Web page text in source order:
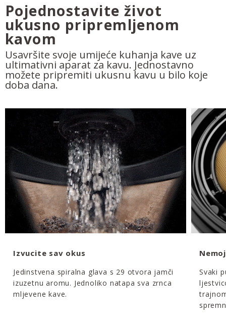
Pojednostavite život
ukusno pripremljenom
kavom
Usavršite svoje umijeće kuhanja kave uz
ultimativni aparat za kavu. Jednostavno
možete pripremiti ukusnu kavu u bilo koje
doba dana.
Izvucite sav okus
Jedinstvena spiralna glava s 29 otvora jamči
izuzetnu aromu. Jednoliko natapa sva zrnca
mljevene kave.
Svaki